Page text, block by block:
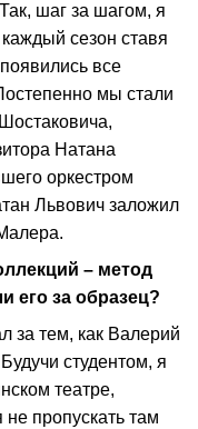
шаг за шагом, я
сезон ставя
все
мы стали
Натана
оркестром
Львович заложил
– метод
его за образец?
за тем, как Валерий
студентом, я
театре,
пропускать там